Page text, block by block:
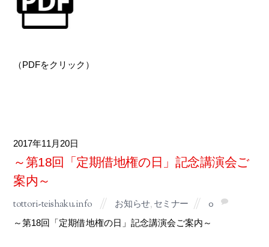
（PDFをクリック）
20
11月
2017
～第18回「定期借地権の日」記念講演会ご
案内～
tottori-teishaku.info お知らせ,セミナー 0
～第18回「定期借地権の日」記念講演会ご案内～